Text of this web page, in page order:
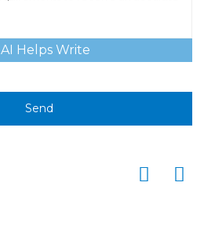
AI Helps Write
Send